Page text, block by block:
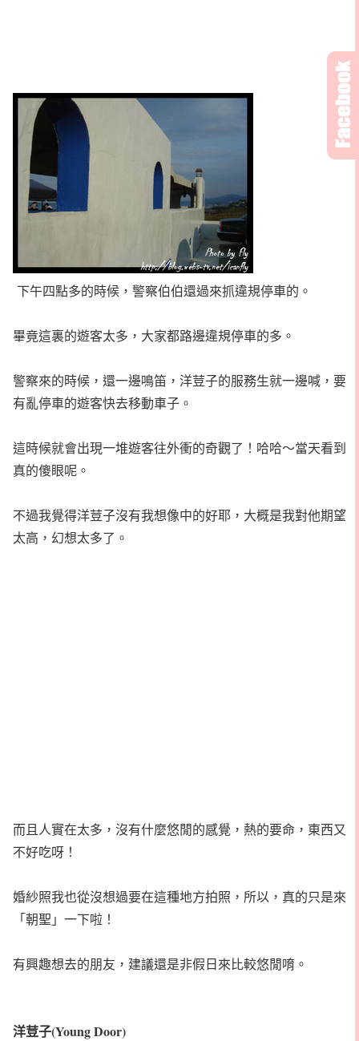
下午四點多的時候，警察伯伯還過來抓違規停車的。
畢竟這裏的遊客太多，大家都路邊違規停車的多。
警察來的時候，還一邊鳴笛，洋荳子的服務生就一邊喊，要
有亂停車的遊客快去移動車子。
這時候就會出現一堆遊客往外衝的奇觀了！哈哈～當天看到
真的傻眼呢。
不過我覺得洋荳子沒有我想像中的好耶，大概是我對他期望
太高，幻想太多了。
而且人實在太多，沒有什麼悠閒的感覺，熱的要命，東西又
不好吃呀！
婚紗照我也從沒想過要在這種地方拍照，所以，真的只是來
「朝聖」一下啦！
有興趣想去的朋友，建議還是非假日來比較悠閒唷。
洋荳子(Young Door)